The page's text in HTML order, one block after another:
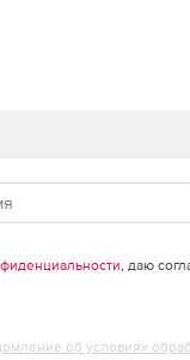
, даю
об условиях